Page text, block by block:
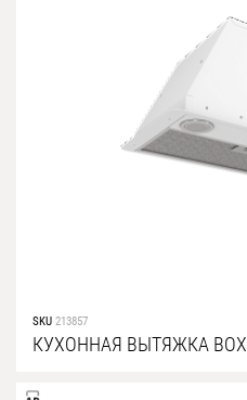
SKU 213857
КУХОННАЯ ВЫТЯЖКА BOX